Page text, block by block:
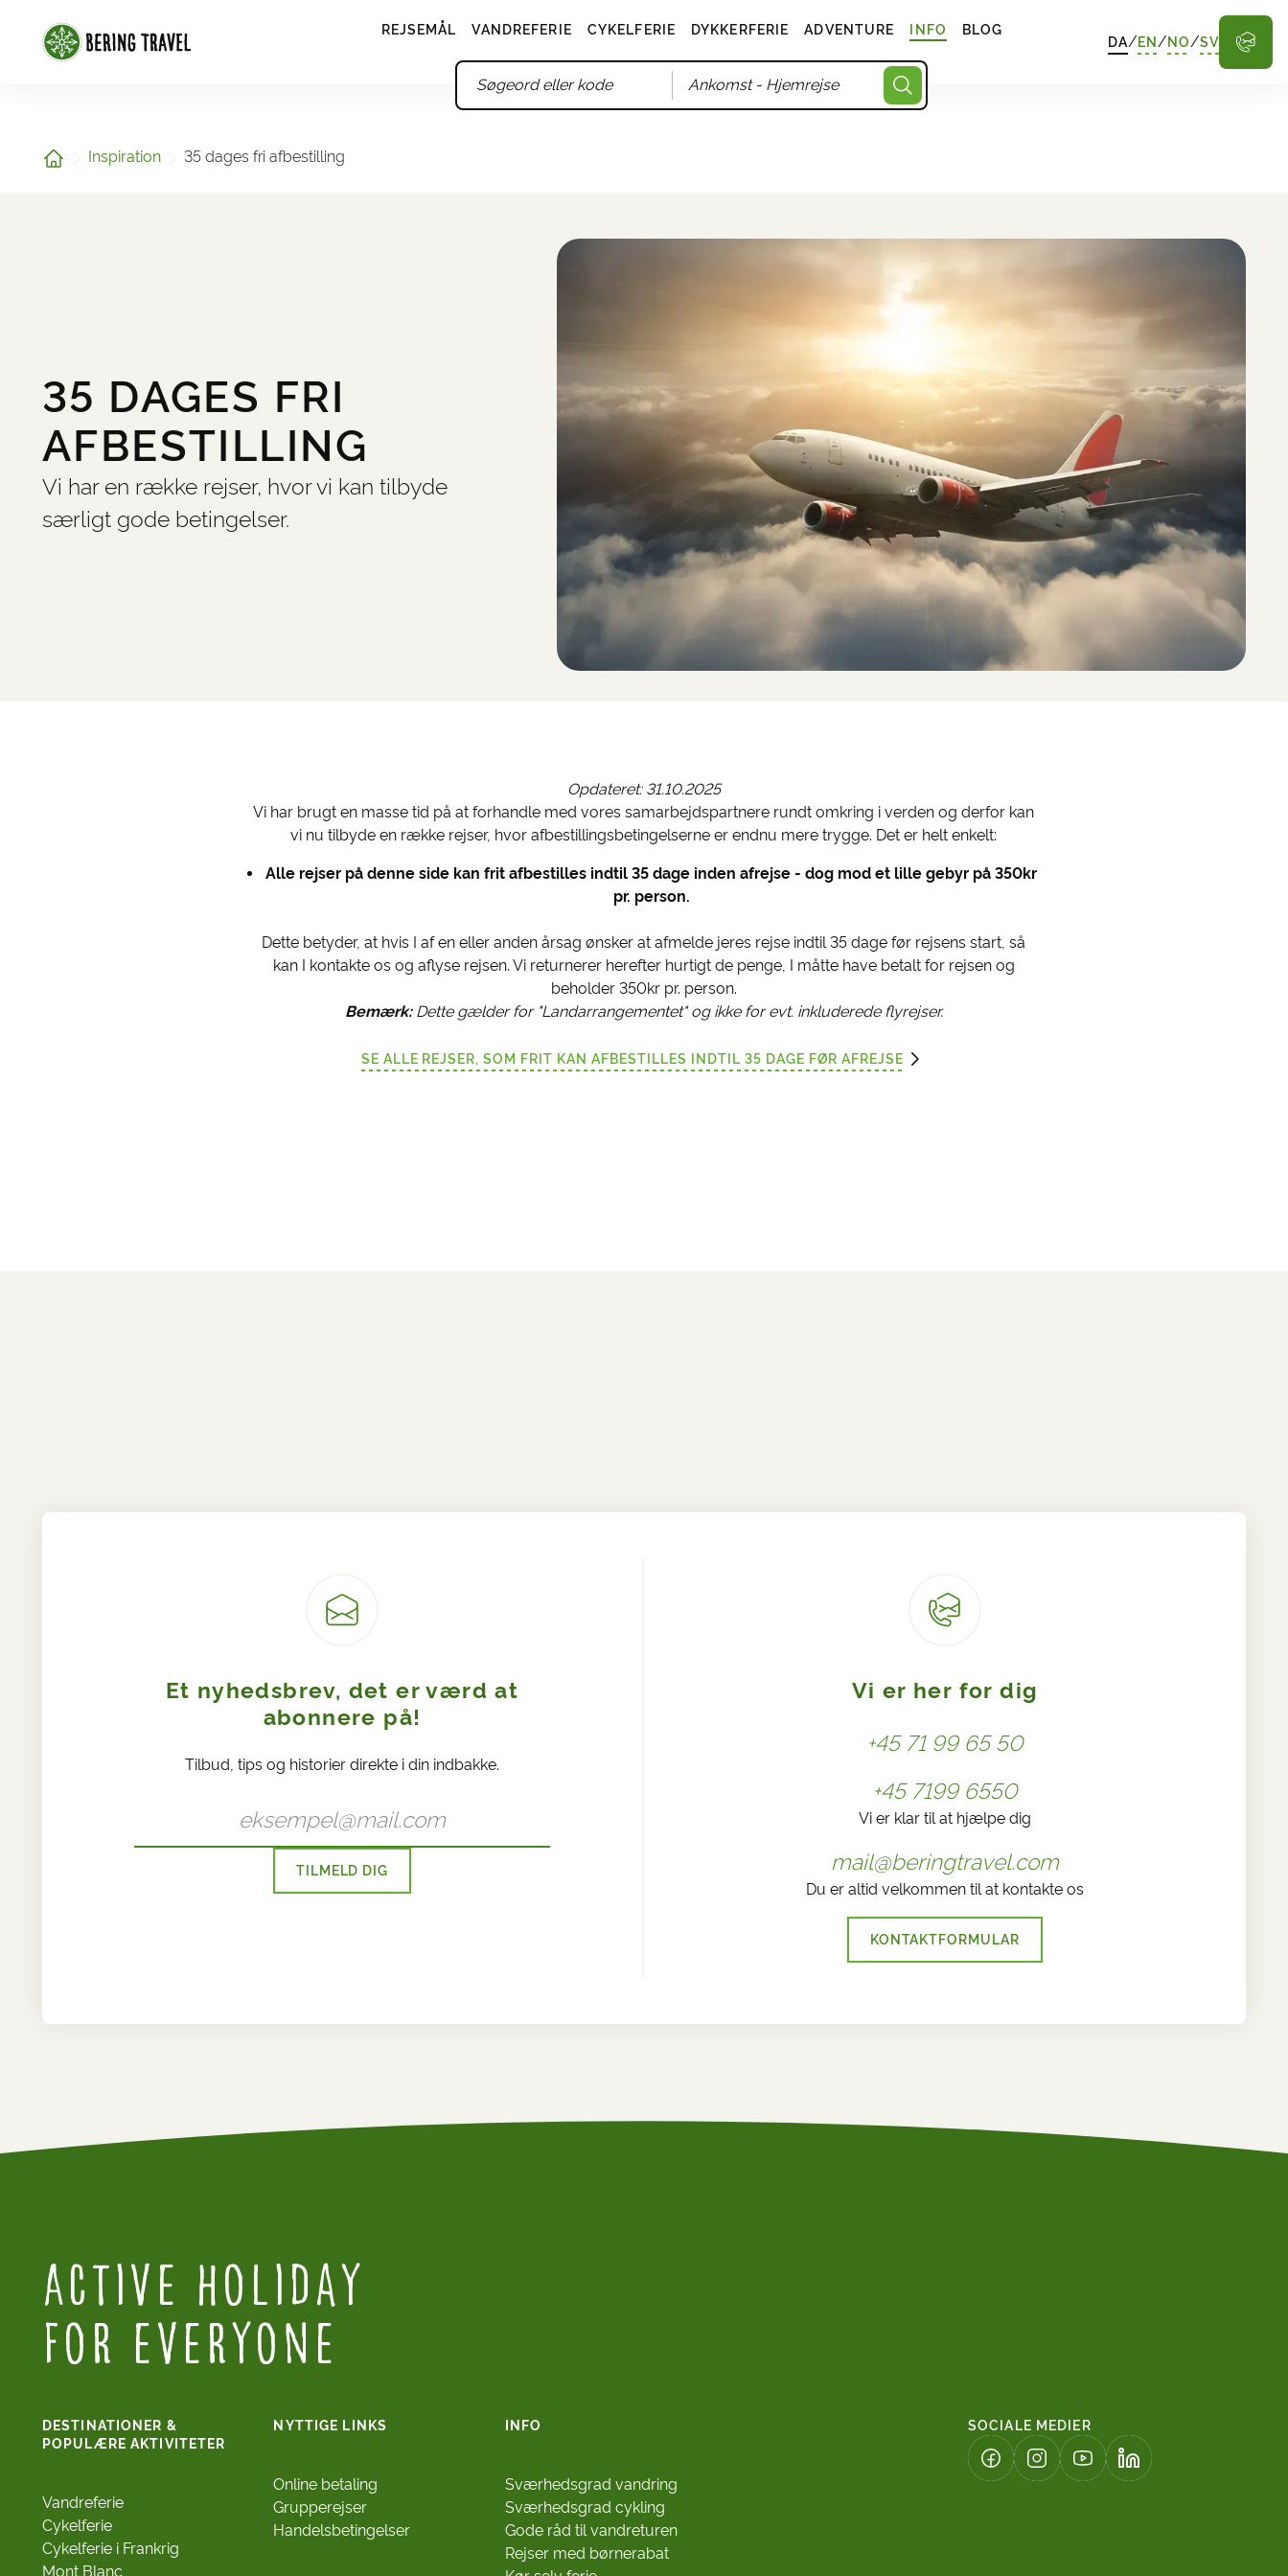
REJSEMÅL VANDREFERIE CYKELFERIE DYKKERFERIE ADVENTURE INFO BLOG
Ankomst- Hjemrejse
DA/EN /NO/SV
Hjem Inspiration 35 dages fri afbestilling
35 DAGES FRI
AFBESTILLING
Vi har en række rejser, hvor vi kan tilbyde
særligt gode betingelser.
Opdateret: 31.10.2025
Vi har brugt en masse tid på at forhandle med vores samarbejdspartnere rundt omkring i verden og derfor kan
vi nu tilbyde en række rejser, hvor afbestillingsbetingelserne er endnu mere trygge. Det er helt enkelt:
Alle rejser på denne side kan frit afbestilles indtil 35 dage inden afrejse - dog mod et lille gebyr på 350kr
pr. person.
Dette betyder, at hvis I af en eller anden årsag ønsker at afmelde jeres rejse indtil 35 dage før rejsens start, så
kan I kontakte os og aflyse rejsen. Vi returnerer herefter hurtigt de penge, I måtte have betalt for rejsen og
beholder 350kr pr. person.
Bemærk:Dette gælder for "Landarrangementet" og ikke for evt. inkluderede flyrejser.
SE ALLE REJSER, SOM FRIT KAN AFBESTILLES INDTIL 35 DAGE FØR AFREJSE
Et nyhedsbrev, det er værd at
abonnere på!
Tilbud, tips og historier direkte i din indbakke.
TILMELD DIG
Vi er her for dig
+45 71 99 65 50
+45 7199 6550
Vi er klar til at hjælpe dig
mail@beringtravel.com
Du er altid velkommen til at kontakte os
KONTAKTFORMULAR
Active Holiday
for everyone
SOCIALE MEDIER
(LINK ÅBNER I NY FANE)
(LINK ÅBNER I NY FANE)
(LINK ÅBNER I NY FANE)
(LINK ÅBNER I NY
DESTINATIONER &
POPULÆRE AKTIVITETER
Vandreferie
Cykelferie
Cykelferie i Frankrig
Mont Blanc
NYTTIGE LINKS
Online betaling
Grupperejser
Handelsbetingelser
INFO
Sværhedsgrad vandring
Sværhedsgrad cykling
Gode råd til vandreturen
Rejser med børnerabat